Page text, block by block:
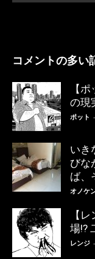
コメントの多い
【
の現
ポット -
いき
びな
ば、
オノケ
【
場!?
レンジ -